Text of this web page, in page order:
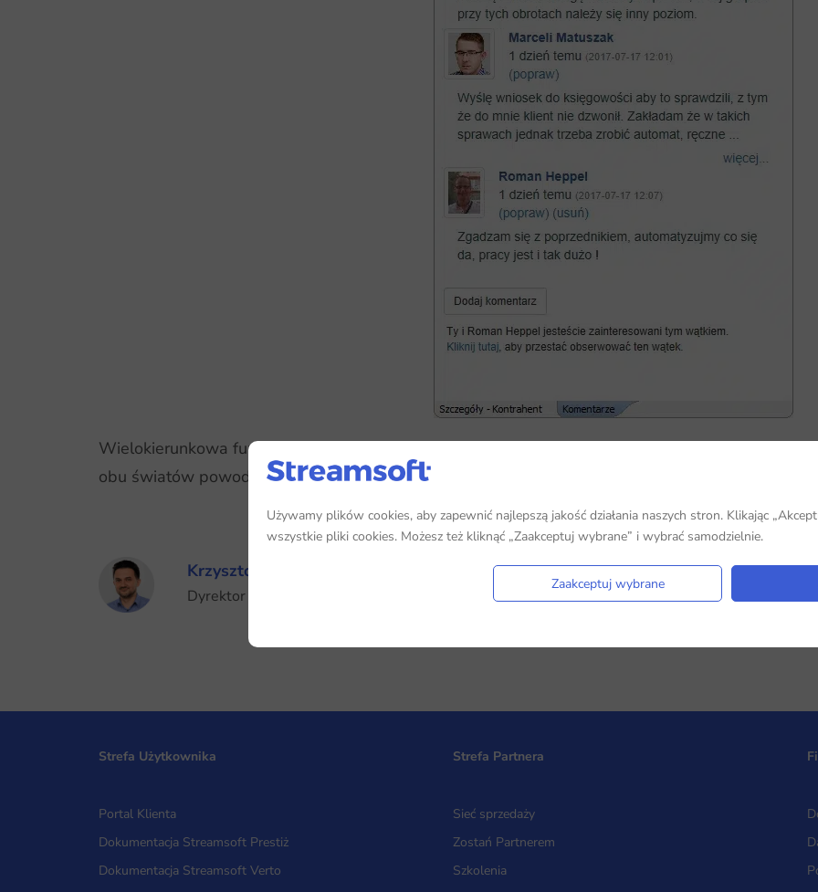
Wielokierunkowa fuzjaERPi mechanizmów znanych z mediów społecznościowych daje całkiem
obu światów powoduje że ERP potencjalnie i rzeczywiście staje się coraz bardziej ekscytujące.
Krzysztof Olszewski
Dyrektor Technologii i Architektury Oprogramowania
Strefa Użytkownika
Portal Klienta
Dokumentacja Streamsoft Prestiż
Dokumentacja Streamsoft Verto
Strefa Partnera
Sieć sprzedaży
Zostań Partnerem
Szkolenia
Używamy plików cookies, aby zapewnić najlepszą jakość działania naszych stron. Klikając
wszystkie pliki cookies. Możesz też kliknąć „Zaakceptuj wybrane” i wybrać samodzielnie.
Zaakceptuj wybrane